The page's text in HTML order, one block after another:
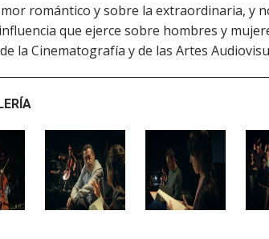
romántico y sobre la extraordinaria, y
que ejerce sobre hombres y
la Cinematografía y de las Artes